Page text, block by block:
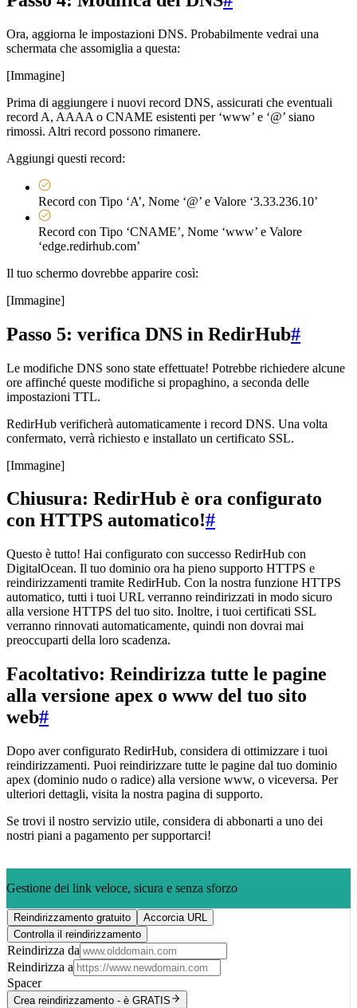
Ora, aggiorna le impostazioni DNS. Probabilmente vedrai una
schermata che assomiglia a questa:
[Immagine]
Prima di aggiungere i nuovi record DNS, assicurati che eventuali
record A, AAAA o CNAME esistenti per ‘www’ e ‘@’ siano
rimossi. Altri record possono rimanere.
Aggiungi questi record:
Record con Tipo ‘A’, Nome ‘@’ e Valore ‘3.33.236.10’
Record con Tipo ‘CNAME’, Nome ‘www’ e Valore
‘edge.redirhub.com’
Il tuo schermo dovrebbe apparire così:
[Immagine]
Passo 5: verifica DNS in RedirHub#
Le modifiche DNS sono state effettuate! Potrebbe richiedere alcune
ore affinché queste modifiche si propaghino, a seconda delle
impostazioni TTL.
RedirHub verificherà automaticamente i record DNS. Una volta
confermato, verrà richiesto e installato un certificato SSL.
[Immagine]
Chiusura: RedirHub è ora configurato
con HTTPS automatico!#
Questo è tutto! Hai configurato con successo RedirHub con
DigitalOcean. Il tuo dominio ora ha pieno supporto HTTPS e
reindirizzamenti tramite RedirHub. Con la nostra funzione HTTPS
automatico, tutti i tuoi URL verranno reindirizzati in modo sicuro
alla versione HTTPS del tuo sito. Inoltre, i tuoi certificati SSL
verranno rinnovati automaticamente, quindi non dovrai mai
preoccuparti della loro scadenza.
Facoltativo: Reindirizza tutte le pagine
alla versione apex o www del tuo sito
web#
Dopo aver configurato RedirHub, considera di ottimizzare i tuoi
reindirizzamenti. Puoi reindirizzare tutte le pagine dal tuo dominio
apex (dominio nudo o radice) alla versione www, o viceversa. Per
ulteriori dettagli, visita la nostra pagina di supporto.
Se trovi il nostro servizio utile, considera di abbonarti a uno dei
nostri piani a pagamento per supportarci!
Gestione dei link veloce, sicura e senza sforzo
Reindirizzamento gratuito
Accorcia URL
Controlla il reindirizzamento
Reindirizza da
Reindirizza a
Spacer
Crea reindirizzamento - è GRATIS